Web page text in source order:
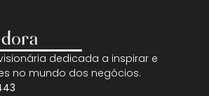
dedicada a inspirar e
no mundo dos negócios.